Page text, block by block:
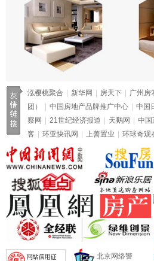
泓樱桃聚合 新华网 房天下 广州房
团）
中国房地产品牌推广中心 中国
察网
21世纪经济报道 天鹅网 中国
客
环亚快讯网 上善置业 环球奇观
北京网络警